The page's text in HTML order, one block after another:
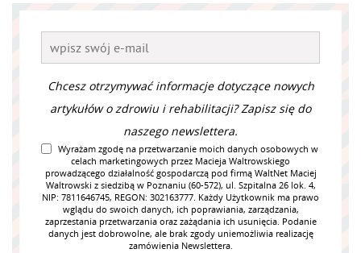
Chcesz otrzymywać informacje dotyczące nowych
artykułów o zdrowiu i rehabilitacji? Zapisz się do
naszego newslettera.
Wyrażam zgodę na przetwarzanie moich danych osobowych w
celach marketingowych przez Macieja Waltrowskiego
prowadzącego działalność gospodarczą pod firmą WaltNet Maciej
Waltrowski z siedzibą w Poznaniu (60-572), ul. Szpitalna 26 lok. 4,
NIP: 7811646745, REGON: 302163777. Każdy Użytkownik ma prawo
wglądu do swoich danych, ich poprawiania, zarządzania,
zaprzestania przetwarzania oraz zażądania ich usunięcia. Podanie
danych jest dobrowolne, ale brak zgody uniemożliwia realizację
zamówienia Newslettera.